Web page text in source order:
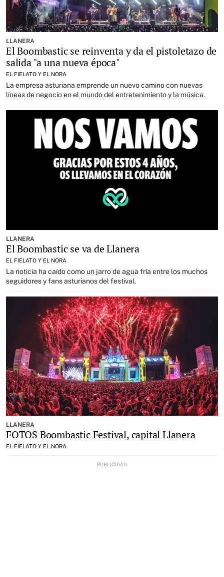
LLANERA
El Boombastic se reinventa y da el pistoletazo de
salida "a una nueva época"
EL FIELATO Y EL NORA
La empresa asturiana emprende un nuevo camino con nuevas
líneas de negocio en el mundo del entretenimiento y la música.
LLANERA
El Boombastic se va de Llanera
EL FIELATO Y EL NORA
La noticia ha caído como un jarro de agua fría entre los muchos
seguidores y fans asturianos del festival.
LLANERA
FOTOS Boombastic Festival, capital Llanera
EL FIELATO Y EL NORA